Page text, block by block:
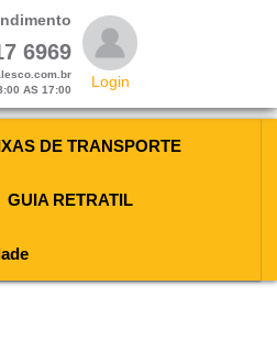
6969
AS 17:00
Login
DE TRANSPORTE
GUIA RETRATIL